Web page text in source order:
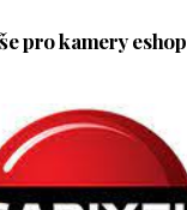
pro kamery eshop